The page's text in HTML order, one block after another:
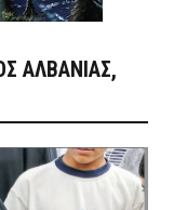
ΑΛΒΑΝΊΑΣ,